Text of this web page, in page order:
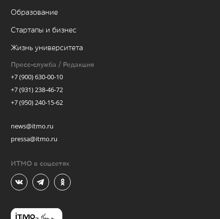
Образование
Стартапы и бизнес
Жизнь университета
Пресс-служба / Редакция
+7 (900) 630-00-10
+7 (931) 238-46-72
+7 (950) 240-15-62
news@itmo.ru
pressa@itmo.ru
ИТМО в соцсетях